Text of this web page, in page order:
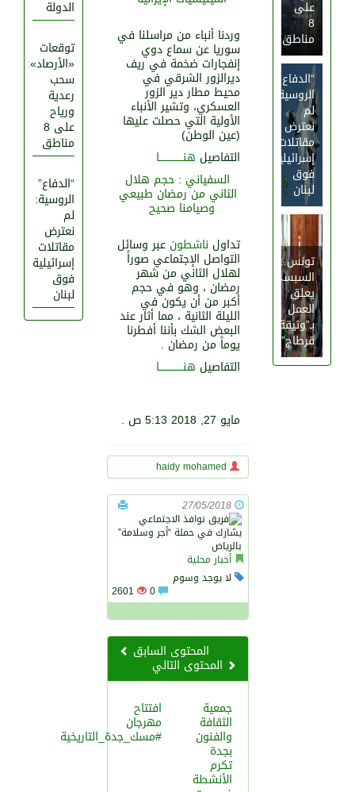
1051 0
الدولة
توقعات
«الأرصاد»:
سحب
رعدية
ورياح
على 8
مناطق
“الدفاع”
الروسية:
لم
نعترض
مقاتلات
إسرائيلية
فوق
لبنان
على
8
مناطق
“الدفاع”
الروسية:
لم
نعترض
مقاتلات
إسرائيلية
فوق
لبنان
تونس..
السبسي
يعلق
العمل
بـ”وثيقة
قرطاج”
وردنا أنباء من مراسلنا في
سوريا عن سماع دوي
إنفجارات ضخمة في ريف
ديرالزور الشرقي في
محيط مطار دير الزور
العسكري، وتشير الأنباء
الأولية التي حصلت عليها
(عين الوطن)
التفاصيل هنـــــــــــــــا
السفياني : حجم هلال
الثاني من رمضان طبيعي
وصيامنا صحيح
تداول ناشطون عبر وسائل
التواصل الإجتماعي صوراً
لهلال الثاني من شهر
رمضان ، وهو في حجم
أكبر من أن يكون في
الليلة الثانية ، مما أثار عند
البعض الشك بأننا أفطرنا
يوماً من رمضان .
التفاصيل هنـــــــــــــــا
مايو 27, 2018 5:13 ص .
haidy mohamed
27/05/2018
أخبار محلية
لا يوجد وسوم
0
2601
المحتوى السابق
المحتوى التالي
افتتاح
مهرجان
#مسك_جدة_التاريخية
جمعية
الثقافة
والفنون
بجدة
تكرم
الأنشطة